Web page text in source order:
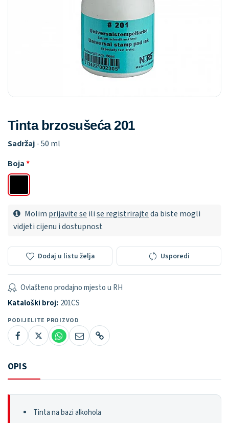
Tinta brzosušeća 201
Sadržaj- 50 ml
Boja
Molim prijavite se ilise registrirajteda biste mogli
vidjeti cijenu i dostupnost
Dodaj u listu želja Usporedi
Ovlašteno prodajno mjesto u RH
Kataloški broj: 201CS
PODIJELITE PROIZVOD
OPIS
Tinta na bazi alkohola